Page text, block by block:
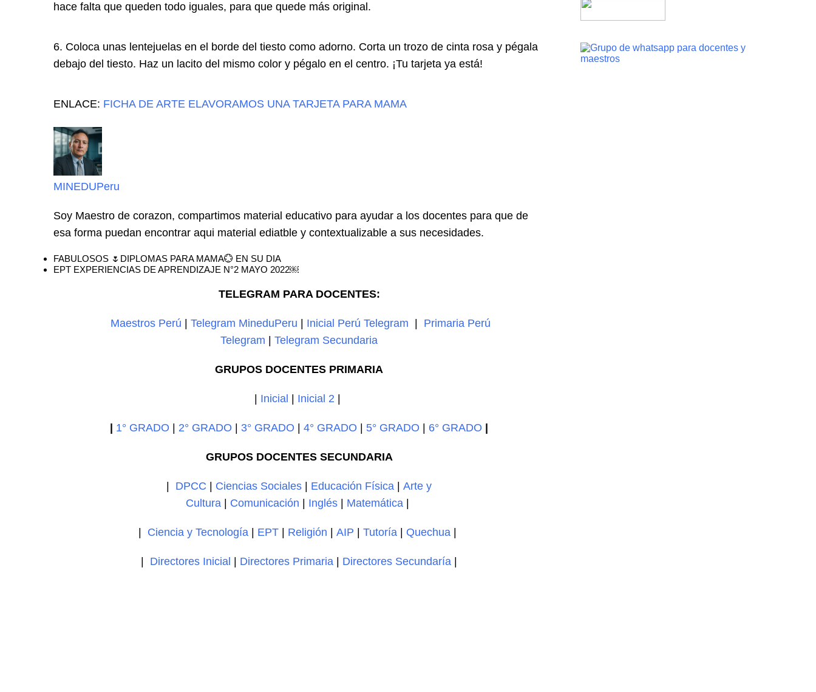
hace falta que queden todo iguales, para que quede más original.
6. Coloca unas lentejuelas en el borde del tiesto como adorno. Corta un trozo de cinta rosa y pégala
debajo del tiesto. Haz un lacito del mismo color y pégalo en el centro. ¡Tu tarjeta ya está!
ENLACE: FICHA DE ARTE ELAVORAMOS UNA TARJETA PARA MAMA
MINEDUPeru
Soy Maestro de corazon, compartimos material educativo para ayudar a los docentes para que de
esa forma puedan encontrar aqui material ediatble y contextualizable a sus necesidades.
FABULOSOS 🌷DIPLOMAS PARA MAMA💮 EN SU DIA
EPT EXPERIENCIAS DE APRENDIZAJE N°2 MAYO 2022￼
TELEGRAM PARA DOCENTES:
Maestros Perú |Telegram MineduPeru Inicial Perú Telegram
Primaria Perú
Telegram |Telegram Secundaria
GRUPOS DOCENTES PRIMARIA
Inicial Inicial 2
1° GRADO 2° GRADO 3° GRADO |4° GRADO 5° GRADO 6° GRADO
GRUPOS DOCENTES SECUNDARIA
DPCC Ciencias Sociales Educación Física |Arte y
Cultura
Comunicación Inglés Matemática
Ciencia y Tecnología EPT Religión |AIP |Tutoría Quechua
Directores Inicial Directores Primaria Directores Secundaría